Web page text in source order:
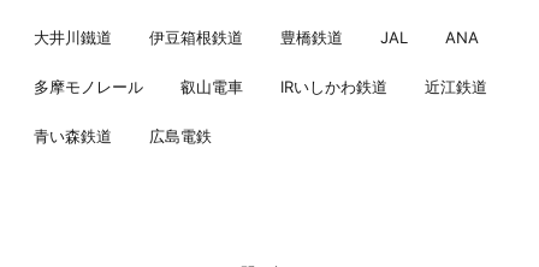
大井川鐵道 伊豆箱根鉄道 豊橋鉄道 JAL ANA
多摩モノレール 叡山電車 IRいしかわ鉄道 近江鉄道
青い森鉄道 広島電鉄